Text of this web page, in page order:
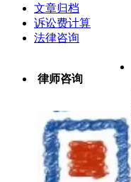
文章归档
诉讼费计算
法律咨询
律师咨询